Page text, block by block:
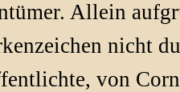
Allein
nicht
von